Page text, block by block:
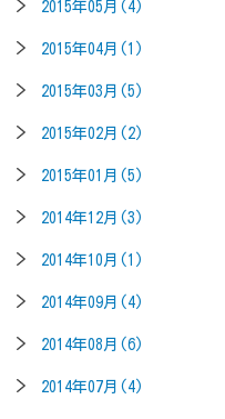
2015年05月(4)
2015年04月(1)
2015年03月(5)
2015年02月(2)
2015年01月(5)
2014年12月(3)
2014年10月(1)
2014年09月(4)
2014年08月(6)
2014年07月(4)